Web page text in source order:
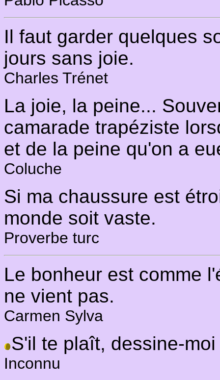
Il faut garder quelques
jours sans joie.
Charles Trénet
La joie, la peine...
camarade trapéziste
et de la peine qu'on a
Coluche
Si ma chaussure est
monde soit vaste.
Proverbe turc
Le bonheur est comme
ne vient pas.
Carmen Sylva
S'il te plaît, dessine-
Inconnu